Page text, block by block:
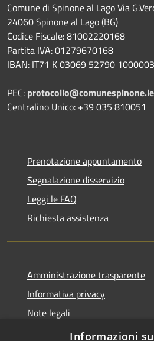
Comune di Spinone al Lago Via
24060 Spinone al Lago (BG)
Codice Fiscale: 81002220168
Partita IVA: 01279670168
IBAN: IT71 K 03069 52790
PEC:
Centralino Unico: +39 035 810051
Prenotazione appuntamento
Segnalazione disservizio
Leggi le FAQ
Richiesta assistenza
Amministrazione trasparente
Informativa privacy
Note legali
Dichiarazione di accessibilità
Informazioni